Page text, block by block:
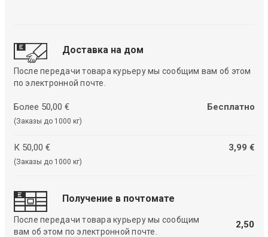
Доставка на дом
После передачи товара курьеру мы сообщим вам об этом
по электронной почте.
Более 50,00 €
(Заказы до 1000 кг)
Бесплатно
К 50,00 €
(Заказы до 1000 кг)
3,99 €
Получение в почтомате
После передачи товара курьеру мы сообщим
вам об этом по электронной почте.
2,50